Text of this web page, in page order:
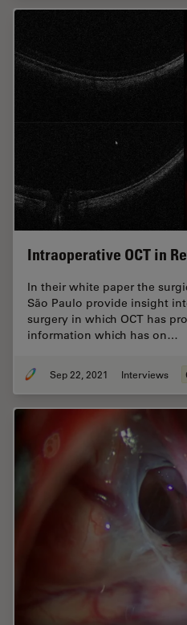
Intraoperative OCT in
In their white paper the
São Paulo provide insight
surgery in which OCT has
information which has on…
Sep 22, 2021 Interviews